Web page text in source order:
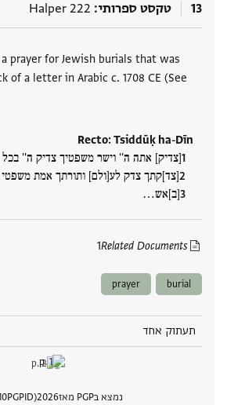
13 טקסט ספרותי Halper 222
prayer for Jewish burials that was
of a letter in Arabic c. 1708 CE (See
Recto: Tsiddūḳ ha-Dīn
[צדיק] אתה ה'' וישר משפטיך צדיק ה'' בכל
[צד]קתך צדק לע[ולם] ותורתך אמת
[ב]אש‮…
Related Documents
1
burial
prayer
תעתוק אחד
נמצא בPGP מאז 2026
PGPID